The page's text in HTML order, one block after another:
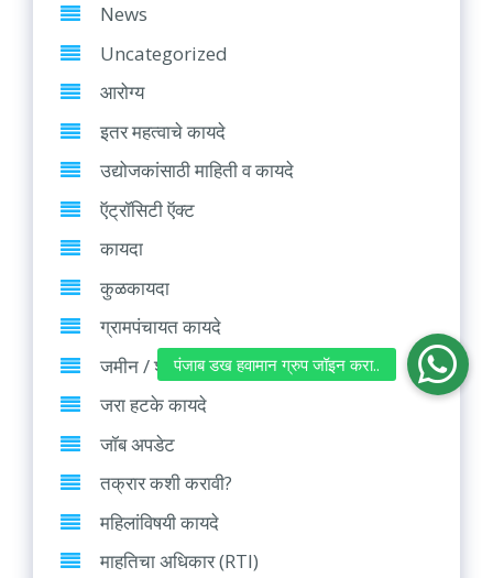
News
Uncategorized
आरोग्य
इतर महत्वाचे कायदे
उद्योजकांसाठी माहिती व कायदे
ऍट्रॉसिटी ऍक्ट
कायदा
कुळकायदा
ग्रामपंचायत कायदे
जमीन / शेती संदर्भात कायदे
जरा हटके कायदे
जॉब अपडेट
तक्रार कशी करावी?
महिलांविषयी कायदे
माहतिचा अधिकार (RTI)